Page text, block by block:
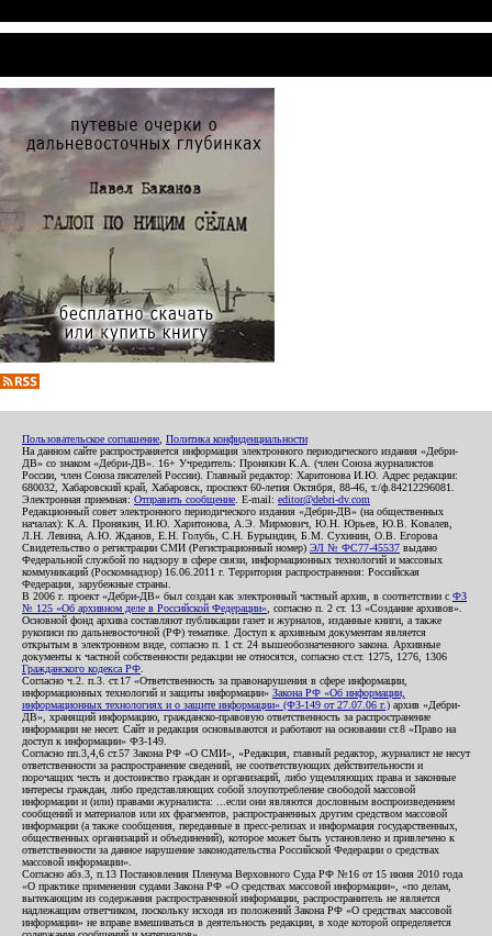
Пользовательское соглашение Политика конфиденциальности
На данном сайте распространяется информация электронного периодического издания «Дебри-
ДВ» со знаком «Дебри-ДВ». 16+ Учредитель: Пронякин К.А. (член Союза журналистов
России, член Союза писателей России). Главный редактор: Харитонова И.Ю. Адрес редакции:
680032, Хабаровский край, Хабаровск, проспект 60-летия Октября, 88-46, т./ф.84212296081.
Электронная приемная: Отправить сообщение . E-mail: editor@debri-dv.com
Редакционный совет электронного периодического издания «Дебри-ДВ» (на общественных
началах): К.А. Пронякин, И.Ю. Харитонова, А.Э. Мирмович, Ю.Н. Юрьев, Ю.В. Ковалев,
Л.Н. Левина, А.Ю. Жданов, Е.Н. Голубь, С.Н. Бурындин, Б.М. Сухинин, О.В. Егорова
Свидетельство о регистрации СМИ (Регистрационный номер) ЭЛ № ФС77-45537 выдано
Федеральной службой по надзору в сфере связи, информационных технологий и массовых
коммуникаций (Роскомнадзор) 16.06.2011 г. Территория распространения: Российская
Федерация, зарубежные страны.
В 2006 г. проект «Дебри-ДВ» был создан как электронный частный архив, в соответствии с ФЗ
№ 125 «Об архивном деле в Российской Федерации» , согласно п. 2 ст. 13 «Создание архивов».
Основной фонд архива составляют публикации газет и журналов, изданные книги, а также
рукописи по дальневосточной (РФ) тематике. Доступ к архивным документам является
открытым в электронном виде, согласно п. 1 ст. 24 вышеобозначенного закона. Архивные
документы к частной собственности редакции не относятся, согласно ст.ст. 1275, 1276, 1306
Гражданского кодекса РФ
Согласно ч.2. п.3. ст.17 «Ответственность за правонарушения в сфере информации,
информационных технологий и защиты информации» Закона РФ «Об информации,
информационных технологиях и о защите информации» (ФЗ-149 от 27.07.06 г.) архив «Дебри-
ДВ», хранящий информацию, гражданско-правовую ответственность за распространение
информации не несет. Сайт и редакция основываются и работают на основании ст.8 «Право на
доступ к информации» ФЗ-149.
Согласно пп.3,4,6 ст.57 Закона РФ «О СМИ», «Редакция, главный редактор, журналист не несут
ответственности за распространение сведений, не соответствующих действительности и
порочащих честь и достоинство граждан и организаций, либо ущемляющих права и законные
интересы граждан, либо представляющих собой злоупотребление свободой массовой
информации и (или) правами журналиста: ...если они являются дословным воспроизведением
сообщений и материалов или их фрагментов, распространенных другим средством массовой
информации (а также сообщения, переданные в пресс-релизах и информация государственных,
общественных организаций и объединений), которое может быть установлено и привлечено к
ответственности за данное нарушение законодательства Российской Федерации о средствах
массовой информации».
Согласно абз.3, п.13 Постановления Пленума Верховного Суда РФ №16 от 15 июня 2010 года
«О практике применения судами Закона РФ «О средствах массовой информации», «по делам,
вытекающим из содержания распространенной информации, распространитель не является
надлежащим ответчиком, поскольку исходя из положений Закона РФ «О средствах массовой
информации» не вправе вмешиваться в деятельность редакции, в ходе которой определяется